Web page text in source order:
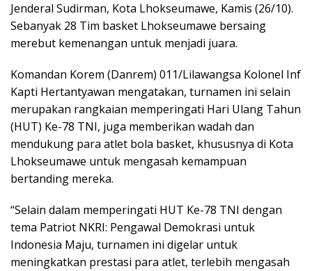
Jenderal Sudirman, Kota Lhokseumawe, Kamis (26/10).
Sebanyak 28 Tim basket Lhokseumawe bersaing
merebut kemenangan untuk menjadi juara.
Komandan Korem (Danrem) 011/Lilawangsa Kolonel Inf
Kapti Hertantyawan mengatakan, turnamen ini selain
merupakan rangkaian memperingati Hari Ulang Tahun
(HUT) Ke-78 TNI, juga memberikan wadah dan
mendukung para atlet bola basket, khususnya di Kota
Lhokseumawe untuk mengasah kemampuan
bertanding mereka.
“Selain dalam memperingati HUT Ke-78 TNI dengan
tema Patriot NKRI: Pengawal Demokrasi untuk
Indonesia Maju, turnamen ini digelar untuk
meningkatkan prestasi para atlet, terlebih mengasah